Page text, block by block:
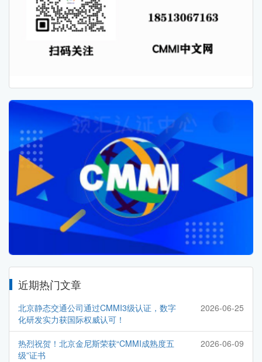
近期热门文章
北京静态交通公司通过CMMI3级认证，数字
化研发实力获国际权威认可！
2026-06-25
热烈祝贺！北京金尼斯荣获“CMMI成熟度五
级”证书
2026-06-09